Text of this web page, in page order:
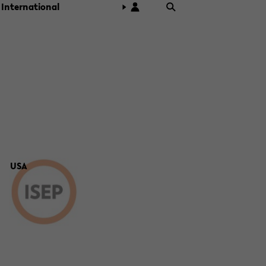
In­ter­na­tio­nal
USA